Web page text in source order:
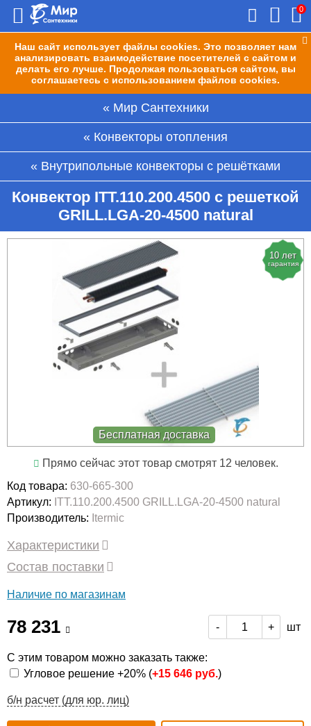
Наш сайт использует файлы cookies. Это позволяет нам
анализировать взаимодействие посетителей с сайтом и
делать его лучше. Продолжая пользоваться сайтом, вы
соглашаетесь с использованием файлов cookies.
0
Мир Сантехники
Конвекторы отопления
Внутрипольные конвекторы с решётками
Конвектор ITT.110.200.4500 с решеткой
GRILL.LGA-20-4500 natural
10 лет
гарантия
Бесплатная доставка
Прямо сейчас этот товар смотрят 12 человек.
Код товара: 630-665-300
Артикул: ITT.110.200.4500 GRILL.LGA-20-4500 natural
Производитель: Itermic
Характеристики
Состав поставки
Наличие по магазинам
78 231 - + шт
С этим товаром можно заказать также:
Угловое решение +20% (+15 646 руб.)
б/н расчет (для юр. лиц)